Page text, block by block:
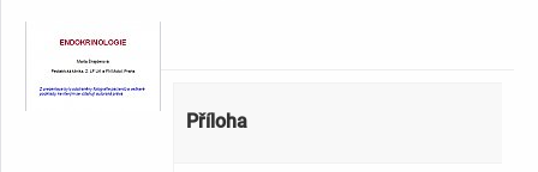
Příloha